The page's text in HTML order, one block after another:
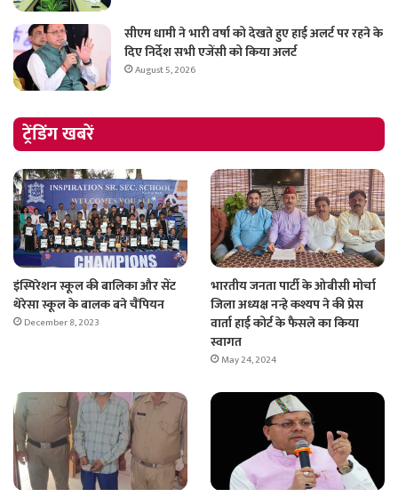
सीएम धामी ने भारी वर्षा को देखते हुए हाई अलर्ट पर रहने के
दिए निर्देश सभी एजेंसी को किया अलर्ट
August 5, 2026
ट्रेंडिंग खबरें
इंस्पिरेशन स्कूल की बालिका और सेंट
थेरेसा स्कूल के बालक बने चैंपियन
December 8, 2023
भारतीय जनता पार्टी के ओबीसी मोर्चा
जिला अध्यक्ष नन्हे कश्यप ने की प्रेस
वार्ता हाई कोर्ट के फैसले का किया
स्वागत
May 24, 2024